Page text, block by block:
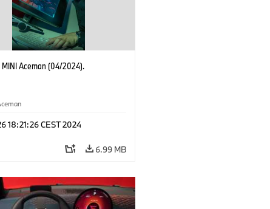
Aceman (04/2024).
18:21:26 CEST 2024
6.99 MB